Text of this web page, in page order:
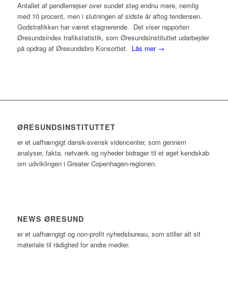
Antallet af pendlerrejser over sundet steg endnu mere, nemlig
med 10 procent, men i slutningen af sidste år aftog tendensen.
Godstrafikken har været stagnerende. Det viser rapporten
Øresundsindex trafikstatistik, som Øresundsinstituttet udarbejder
på opdrag af Øresundsbro Konsortiet. Läs mer →
ØRESUNDSINSTITUTTET
er et uafhængigt dansk-svensk videncenter, som gennem
analyser, fakta, netværk og nyheder bidrager til et øget kendskab
om udviklingen i Greater Copenhagen-regionen.
NEWS ØRESUND
er et uafhængigt og non-profit nyhedsbureau, som stiller alt sit
materiale til rådighed for andre medier.